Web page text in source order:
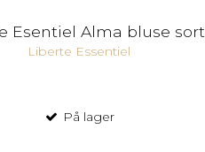
Esentiel Alma bluse sort
Liberte Essentiel
På lager